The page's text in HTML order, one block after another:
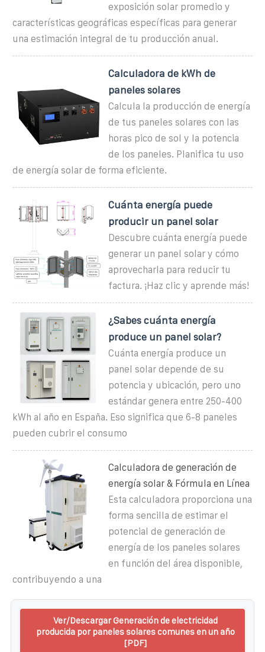
exposición solar promedio y
características geográficas específicas para generar
una estimación integral de tu producción anual.
Calculadora de kWh de
paneles solares
Calcula la producción de energía
de tus paneles solares con las
horas pico de sol y la potencia
de los paneles. Planifica tu uso
de energía solar de forma eficiente.
Cuánta energía puede
producir un panel solar
Descubre cuánta energía puede
generar un panel solar y cómo
aprovecharla para reducir tu
factura. ¡Haz clic y aprende más!
¿Sabes cuánta energía
produce un panel solar?
Cuánta energía produce un
panel solar depende de su
potencia y ubicación, pero uno
estándar genera entre 250-400
kWh al año en España. Eso significa que 6-8 paneles
pueden cubrir el consumo
Calculadora de generación de
energía solar & Fórmula en Línea
Esta calculadora proporciona una
forma sencilla de estimar el
potencial de generación de
energía de los paneles solares
en función del área disponible,
contribuyendo a una
Ver/Descargar Generación de electricidad
producida por paneles solares comunes en un año
[PDF]